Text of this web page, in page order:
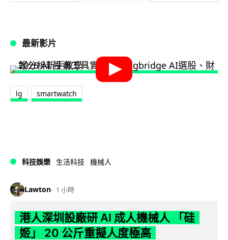
最新影片
lg smartwatch
科技娛樂 生活科技 機械人
Lawton 1 小時
港人深圳設廠研 AI 成人機械人 「硅
姬」 20 公斤重擬人度極高